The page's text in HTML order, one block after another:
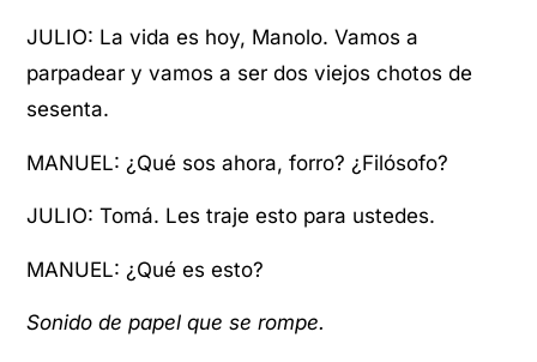
JULIO: La vida es hoy, Manolo. Vamos a
parpadear y vamos a ser dos viejos chotos de
sesenta.
MANUEL: ¿Qué sos ahora, forro? ¿Filósofo?
JULIO: Tomá. Les traje esto para ustedes.
MANUEL: ¿Qué es esto?
Sonido de papel que se rompe.